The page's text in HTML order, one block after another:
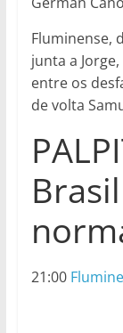
Fluminense,
junta a
entre os
de volta
21:00